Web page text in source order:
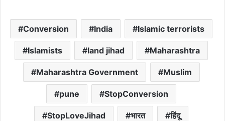
Conversion India Islamic terrorists
Islamists land jihad Maharashtra
Maharashtra Government Muslim
pune StopConversion
StopLoveJihad भारत हिंदू